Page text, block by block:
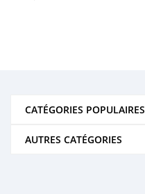
CATÉGORIES POPULAIRES
AUTRES CATÉGORIES